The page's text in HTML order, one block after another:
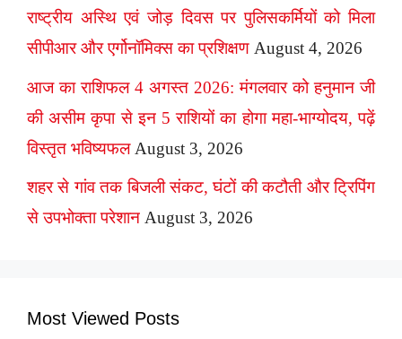
राष्ट्रीय अस्थि एवं जोड़ दिवस पर पुलिसकर्मियों को मिला
सीपीआर और एर्गोनॉमिक्स का प्रशिक्षण August 4, 2026
आज का राशिफल 4 अगस्त 2026: मंगलवार को हनुमान जी
की असीम कृपा से इन 5 राशियों का होगा महा-भाग्योदय, पढ़ें
विस्तृत भविष्यफल August 3, 2026
शहर से गांव तक बिजली संकट, घंटों की कटौती और ट्रिपिंग
से उपभोक्ता परेशान August 3, 2026
Most Viewed Posts